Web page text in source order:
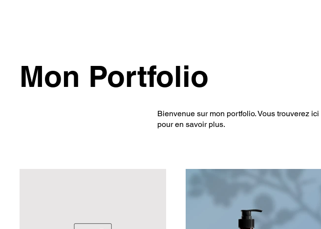
Mon Portfolio
Bienvenue sur mon portfolio. Vous trouverez
pour en savoir plus.